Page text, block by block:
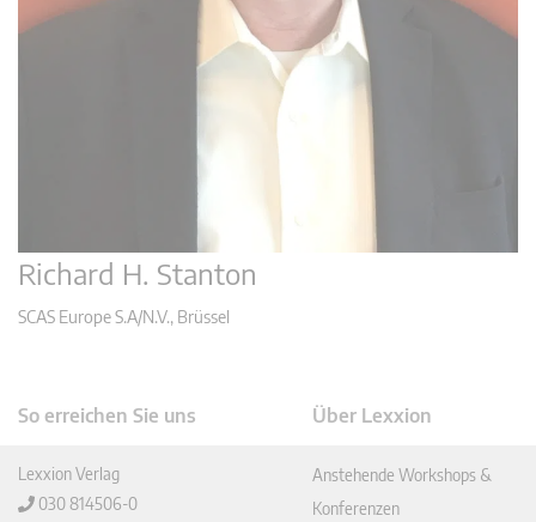
Richard H. Stanton
SCAS Europe S.A/N.V., Brüssel
So erreichen Sie uns
Lexxion Verlag
030 814506-0
Über Lexxion
Anstehende Workshops &
Konferenzen